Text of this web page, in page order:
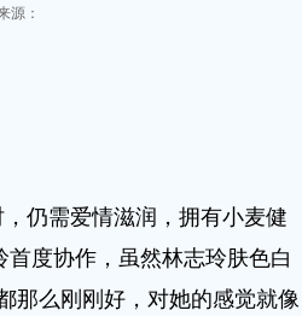
源：
仍需爱情滋润，拥有小麦健
度协作，虽然林志玲肤色白
那么刚刚好，对她的感觉就像